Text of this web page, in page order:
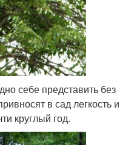
себе представить без
в сад легкость и
круглый год.